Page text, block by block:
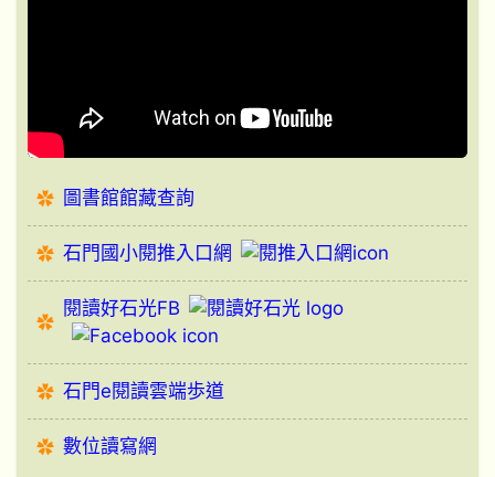
圖書館館藏查詢
石門國小閱推入口網
閱讀好石光FB
石門e閱讀雲端歩道
數位讀寫網